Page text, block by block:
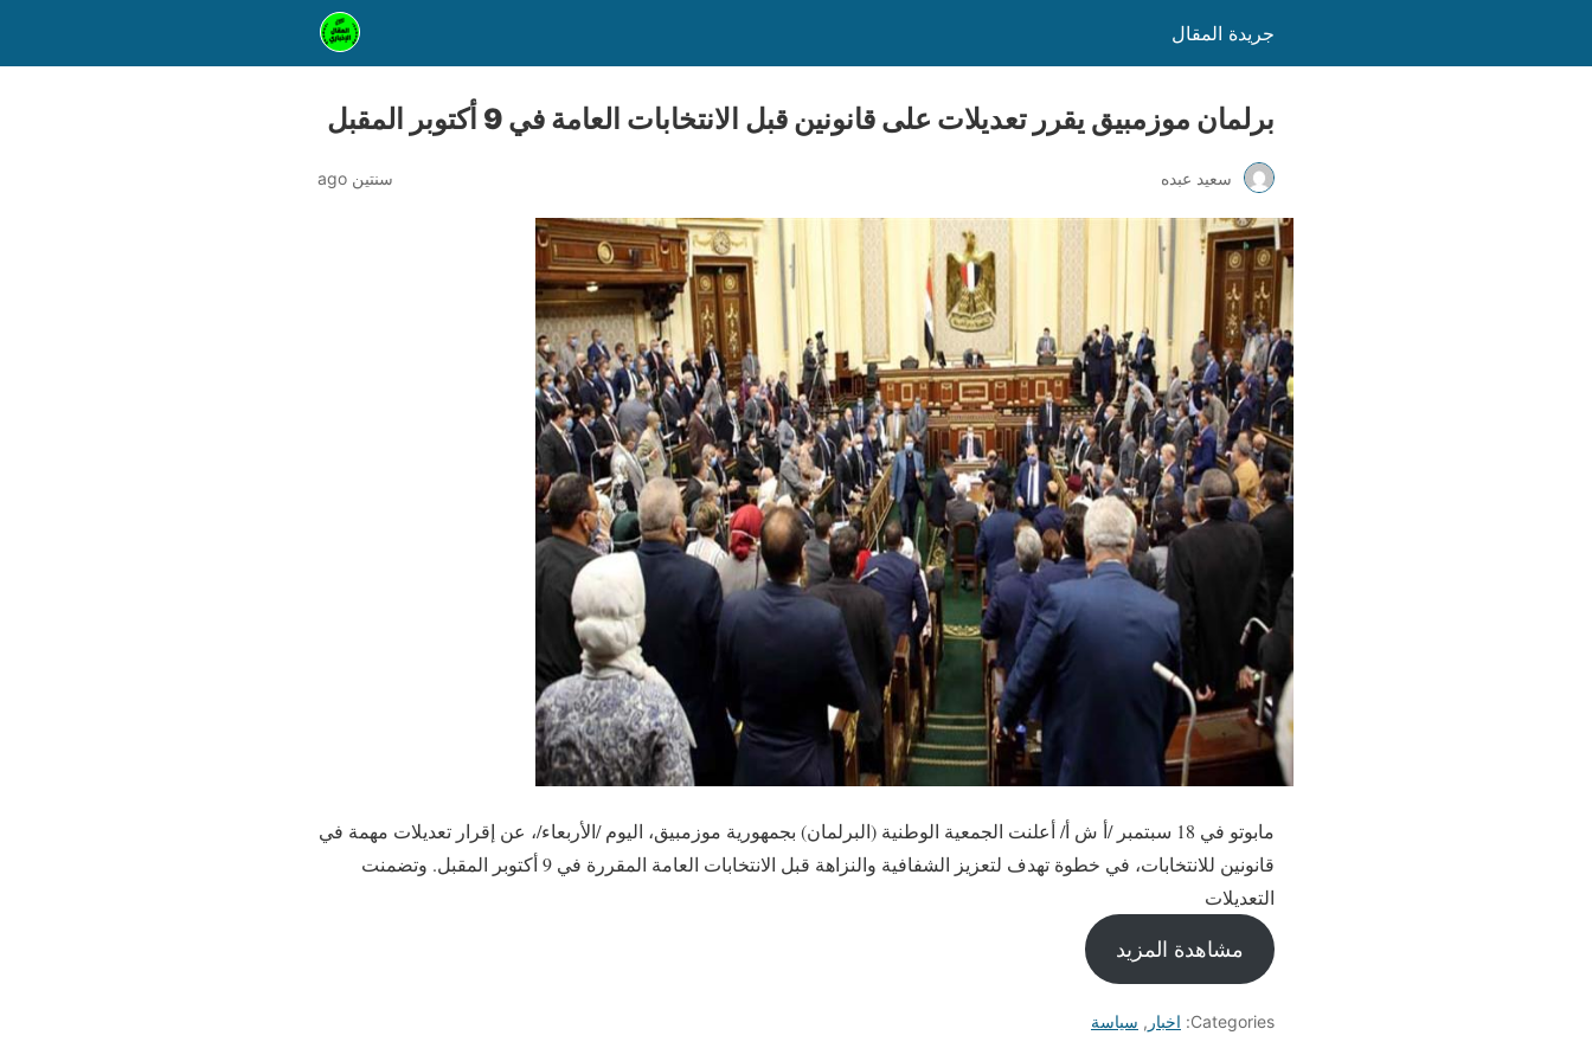
جريدة المقال
برلمان موزمبيق يقرر تعديلات على قانونين قبل الانتخابات العامة في 9 أكتوبر المقبل
سعيد عبده سنتين ago
مابوتو في 18 سبتمبر /أ ش أ/ أعلنت الجمعية الوطنية (البرلمان) بجمهورية موزمبيق، اليوم /الأربعاء/، عن إقرار تعديلات مهمة في
قانونين للانتخابات، في خطوة تهدف لتعزيز الشفافية والنزاهة قبل الانتخابات العامة المقررة في 9 أكتوبر المقبل. وتضمنت
التعديلات
مشاهدة المزيد
Categories: اخبار , سياسة